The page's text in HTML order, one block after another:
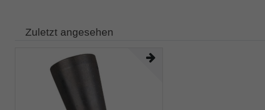
Zuletzt angesehen